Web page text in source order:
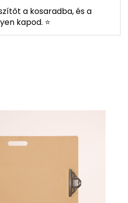
a kosaradba, és a
kapod. ⭐